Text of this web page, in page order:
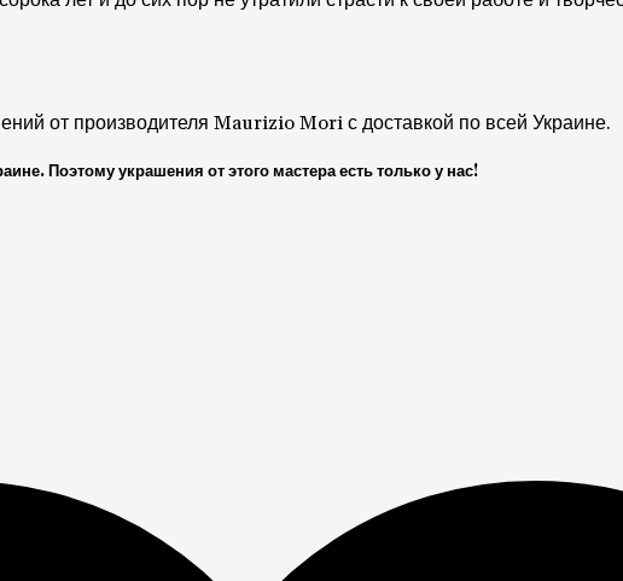
от производителя Maurizio Mori с доставкой по всей Украине.
Поэтому украшения от этого мастера есть только у нас!